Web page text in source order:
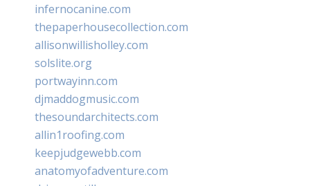
infernocanine.com
thepaperhousecollection.com
allisonwillisholley.com
solslite.org
portwayinn.com
djmaddogmusic.com
thesoundarchitects.com
allin1roofing.com
keepjudgewebb.com
anatomyofadventure.com